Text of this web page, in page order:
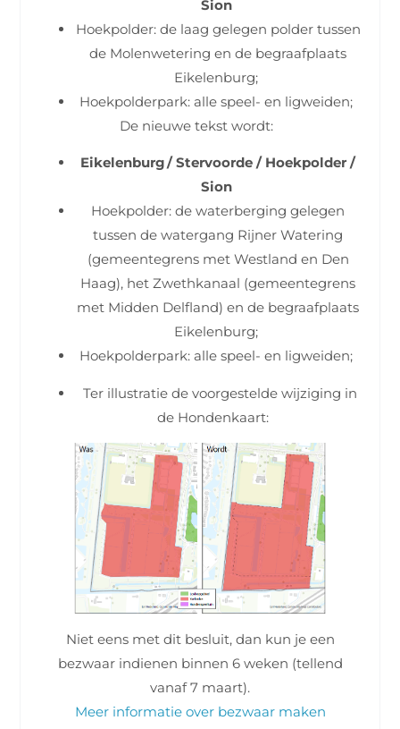
Sion
Hoekpolder: de laag gelegen polder tussen
de Molenwetering en de begraafplaats
Eikelenburg;
Hoekpolderpark: alle speel- en ligweiden;
De nieuwe tekst wordt:
Eikelenburg / Stervoorde / Hoekpolder /
Sion
Hoekpolder: de waterberging gelegen
tussen de watergang Rijner Watering
(gemeentegrens met Westland en Den
Haag), het Zwethkanaal (gemeentegrens
met Midden Delfland) en de begraafplaats
Eikelenburg;
Hoekpolderpark: alle speel- en ligweiden;
Ter illustratie de voorgestelde wijziging in
de Hondenkaart:
Niet eens met dit besluit, dan kun je een
bezwaar indienen binnen 6 weken (tellend
vanaf 7 maart).
Meer informatie over bezwaar maken